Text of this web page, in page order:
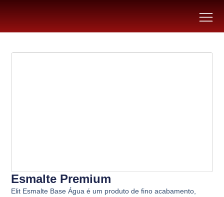
Esmalte Premium
Elit Esmalte Base Água é um produto de fino acabamento,